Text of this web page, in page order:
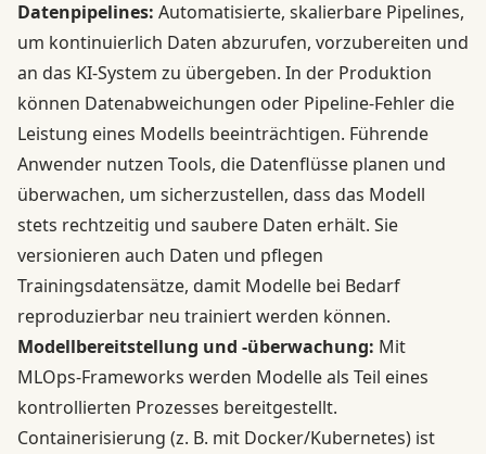
Datenpipelines: Automatisierte, skalierbare Pipelines,
um kontinuierlich Daten abzurufen, vorzubereiten und
an das KI-System zu übergeben. In der Produktion
können Datenabweichungen oder Pipeline-Fehler die
Leistung eines Modells beeinträchtigen. Führende
Anwender nutzen Tools, die Datenflüsse planen und
überwachen, um sicherzustellen, dass das Modell
stets rechtzeitig und saubere Daten erhält. Sie
versionieren auch Daten und pflegen
Trainingsdatensätze, damit Modelle bei Bedarf
reproduzierbar neu trainiert werden können.
Modellbereitstellung und -überwachung: Mit
MLOps-Frameworks werden Modelle als Teil eines
kontrollierten Prozesses bereitgestellt.
Containerisierung (z. B. mit Docker/Kubernetes) ist